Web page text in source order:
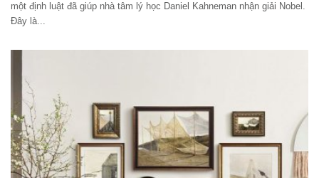
một định luật đã giúp nhà tâm lý học Daniel Kahneman nhận giải Nobel.
Đây là...